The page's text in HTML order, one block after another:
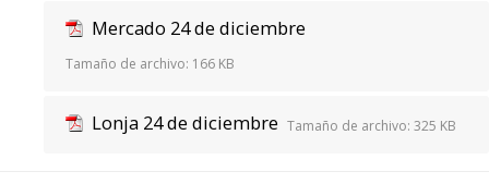
Mercado 24 de diciembre
Tamaño de archivo: 166 KB
Lonja 24 de diciembre Tamaño de archivo: 325 KB